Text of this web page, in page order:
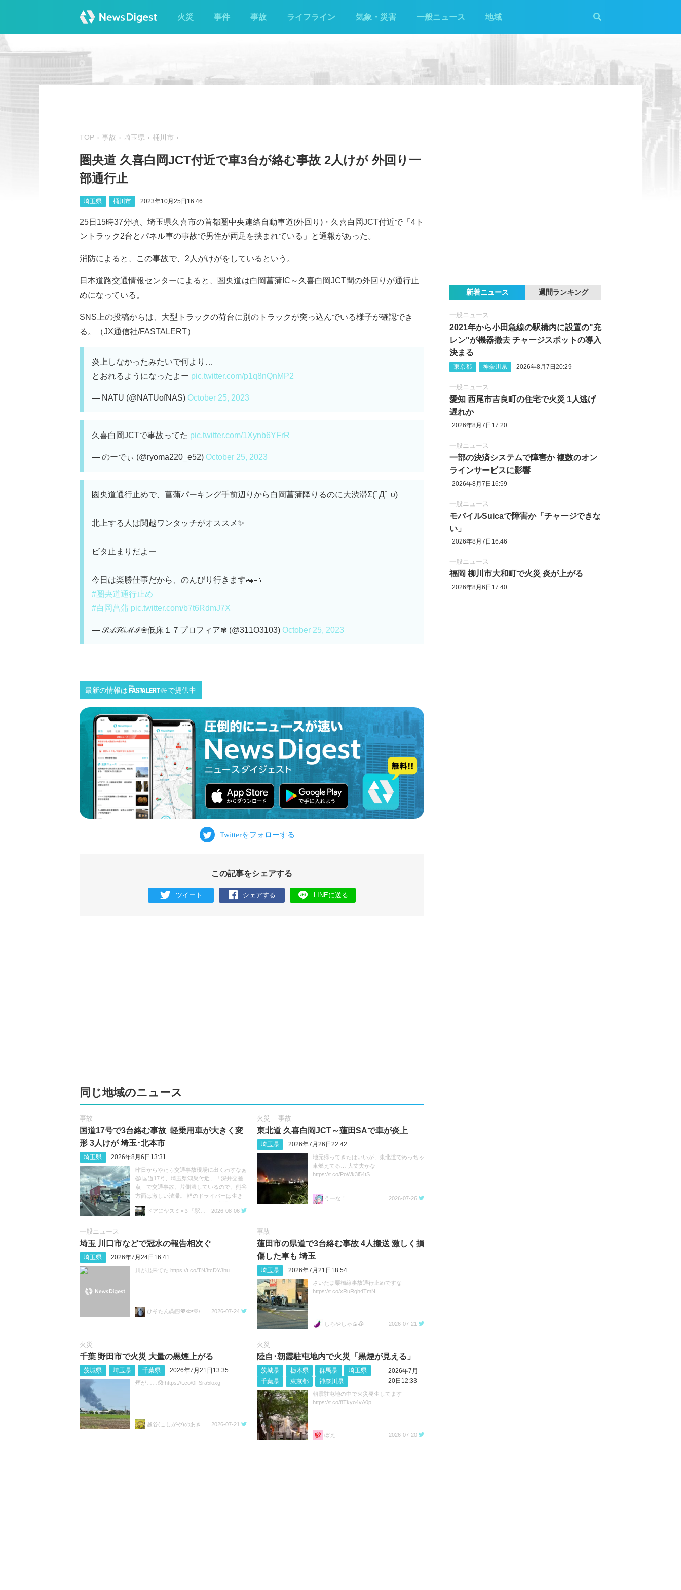
火災 事件 事故 ライフライン 気象・災害 一般ニュース 地域
TOP 事故 埼玉県 桶川市
圏央道 久喜白岡JCT付近で車3台が絡む事故 2人けが 外回り一
部通行止
埼玉県 桶川市 2023年10月25日16:46
25日15時37分頃、埼玉県久喜市の首都圏中央連絡自動車道(外回り)・久喜白岡JCT付近で「4ト
ントラック2台とパネル車の事故で男性が両足を挟まれている」と通報があった。
消防によると、この事故で、2人がけがをしているという。
日本道路交通情報センターによると、圏央道は白岡菖蒲IC～久喜白岡JCT間の外回りが通行止
めになっている。
SNS上の投稿からは、大型トラックの荷台に別のトラックが突っ込んでいる様子が確認でき
る。（JX通信社/FASTALERT）
炎上しなかったみたいで何より…
とおれるようになったよー pic.twitter.com/p1q8nQnMP2
— NATU (@NATUofNAS) October 25, 2023
久喜白岡JCTで事故ってた pic.twitter.com/1Xynb6YFrR
— のーでぃ (@ryoma220_e52) October 25, 2023
圏央道通行止めで、菖蒲パーキング手前辺りから白岡菖蒲降りるのに大渋滞Σ(ﾟДﾟ υ)
北上する人は関越ワンタッチがオススメ✨
ビタ止まりだよー
今日は楽勝仕事だから、のんびり行きます🚗💨
#圏央道通行止め
#白岡菖蒲 pic.twitter.com/b7t6RdmJ7X
— 𝒮𝒜𝒯𝒪ℳℐ❀低床１７プロフィア✾ (@311O3103) October 25, 2023
最新の情報は で提供中
この記事をシェアする
ツイート シェアする LINEに送る
同じ地域のニュース
事故
国道17号で3台絡む事故 軽乗用車が大きく変
形 3人けが 埼玉･北本市
埼玉県 2026年8月6日13:31
昨日からやたら交通事故現場に出くわすなぁ
😱 国道17号、埼玉県鴻巣付近、「深井交差
点」で交通事故。片側潰しているので、熊谷
方面は激しい渋滞。 軽のドライバーは生き
ているのだろうか😓 #国道17号 #交通事故 #
渋滞 https://t.co/sGeXdbCMfk
2026-08-06
火災 事故
東北道 久喜白岡JCT～蓮田SAで車が炎上
埼玉県 2026年7月26日22:42
地元帰ってきたはいいが、東北道でめっちゃ
車燃えてる… 大丈夫かな
https://t.co/PoWk3i54tS
うーな！ 2026-07-26
一般ニュース
埼玉 川口市などで冠水の報告相次ぐ
埼玉県 2026年7月24日16:41
川が出来てた https://t.co/TN3tcDYJhu
2026-07-24
事故
蓮田市の県道で3台絡む事故 4人搬送 激しく損
傷した車も 埼玉
埼玉県 2026年7月21日18:54
さいたま栗橋線事故通行止めですな
https://t.co/xRuRqh4TmN
しろやしゃ🍙🥀 2026-07-21
火災
千葉 野田市で火災 大量の黒煙上がる
茨城県 埼玉県 千葉県 2026年7月21日13:35
煙が……😱 https://t.co/0FSra5loxg
2026-07-21
火災
陸自･朝霞駐屯地内で火災「黒煙が見える」
茨城県 栃木県 群馬県
埼玉県
千葉県
東京都 神奈川県
2026年7月
20日12:33
朝霞駐屯地の中で火災発生してます
https://t.co/8Tkyo4vA0p
ぼえ 2026-07-20
新着ニュース 週間ランキング
一般ニュース
2021年から小田急線の駅構内に設置の"充
レン"が機器撤去 チャージスポットの導入
決まる
東京都 神奈川県 2026年8月7日20:29
一般ニュース
愛知 西尾市吉良町の住宅で火災 1人逃げ
遅れか
2026年8月7日17:20
一般ニュース
一部の決済システムで障害か 複数のオン
ラインサービスに影響
2026年8月7日16:59
一般ニュース
モバイルSuicaで障害か「チャージできな
い」
2026年8月7日16:46
一般ニュース
福岡 柳川市大和町で火災 炎が上がる
2026年8月6日17:40